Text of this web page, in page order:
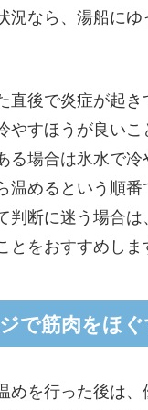
況なら、湯船に
直後で炎症が起
やすほうが良いこ
る場合は氷水で冷
温めるという順
判断に迷う場合は
とをおすすめしま
で筋肉をほ
めを行った後は